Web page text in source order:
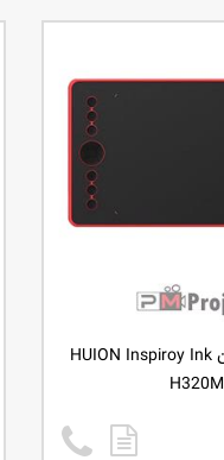
قلم نوری هویون HUION Inspiroy Ink
H320M